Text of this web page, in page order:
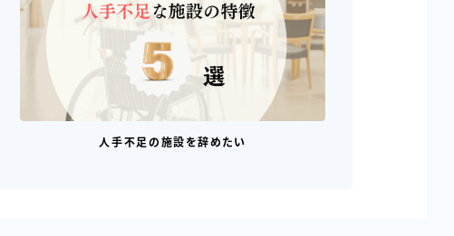
人手不足の施設を辞めたい